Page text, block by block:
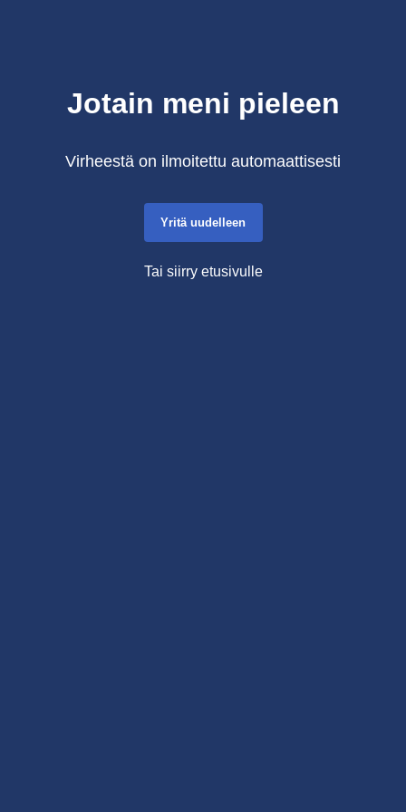
Jotain meni pieleen
Virheestä on ilmoitettu automaattisesti
Yritä uudelleen
Tai siirry etusivulle